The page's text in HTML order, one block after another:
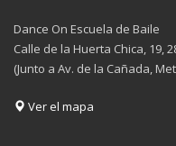
Dance On Escuela de Baile
Calle de la Huerta Chica, 19,
(Junto a Av. de la Cañada,
Ver el mapa